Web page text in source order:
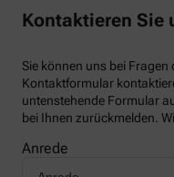
Kontaktieren Sie
Sie können uns bei
Kontaktformular
untenstehende Formular
bei Ihnen zurückmelden.
Anrede